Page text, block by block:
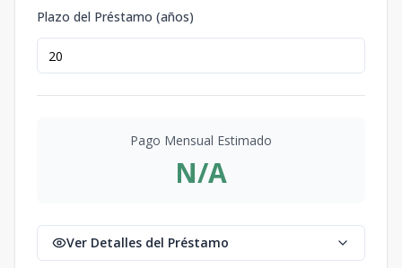
Plazo del Préstamo (años)
Pago Mensual Estimado
N/A
Ver Detalles del Préstamo